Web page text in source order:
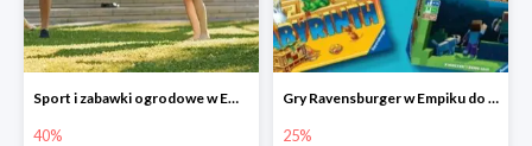
Sport i zabawki ogrodowe w Empiku do -40%
40%
Gry Ravensburger w Empiku do -25%
25%